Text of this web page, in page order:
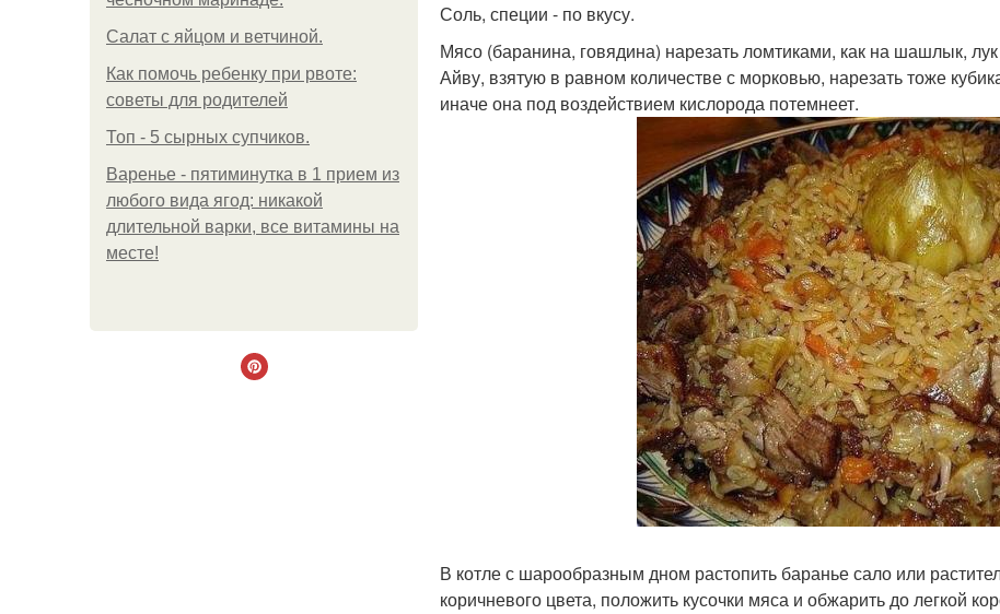
Салат с яйцом и ветчиной.
Как помочь ребенку при рвоте:
советы для родителей
Топ - 5 сырных супчиков.
Варенье - пятиминутка в 1 прием из
любого вида ягод: никакой
длительной варки, все витамины на
месте!
Соль, специи - по вкусу.
Мясо (баранина, говядина) нарезать ломтиками, как на шашлык,
Айву, взятую в равном количестве с морковью, нарезать тоже
иначе она под воздействием кислорода потемнеет.
В котле с шарообразным дном растопить баранье сало или
коричневого цвета, положить кусочки мяса и обжарить до легкой